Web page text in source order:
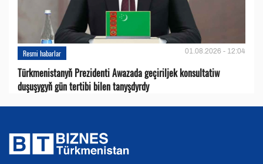
Resmi habarlar 01.08.2026 - 12:04
Türkmenistanyň Prezidenti Awazada geçiriljek konsultatiw
duşuşygyň gün tertibi bilen tanyşdyrdy